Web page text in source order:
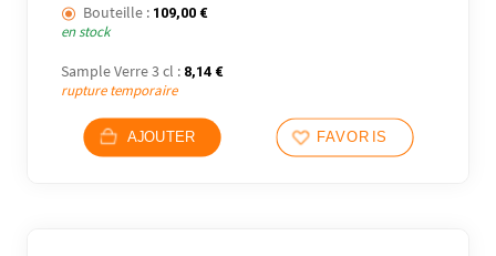
Bouteille : 109,00 €
en stock
Sample Verre 3 cl : 8,14 €
rupture temporaire
AJOUTER FAVORIS